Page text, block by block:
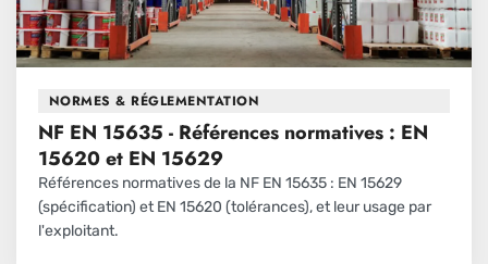
NORMES & RÉGLEMENTATION
NF EN 15635 - Références normatives : EN
15620 et EN 15629
Références normatives de la NF EN 15635 : EN 15629
(spécification) et EN 15620 (tolérances), et leur usage par
l'exploitant.